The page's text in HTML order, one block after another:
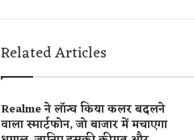
फ
र्जी
ड़ा
में
Related Articles
Realme ने लॉन्च किया कलर बदलने
वाला स्मार्टफोन, जो बाजार में मचाएगा